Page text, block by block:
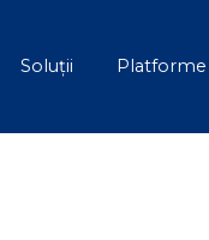
Soluții Platforme